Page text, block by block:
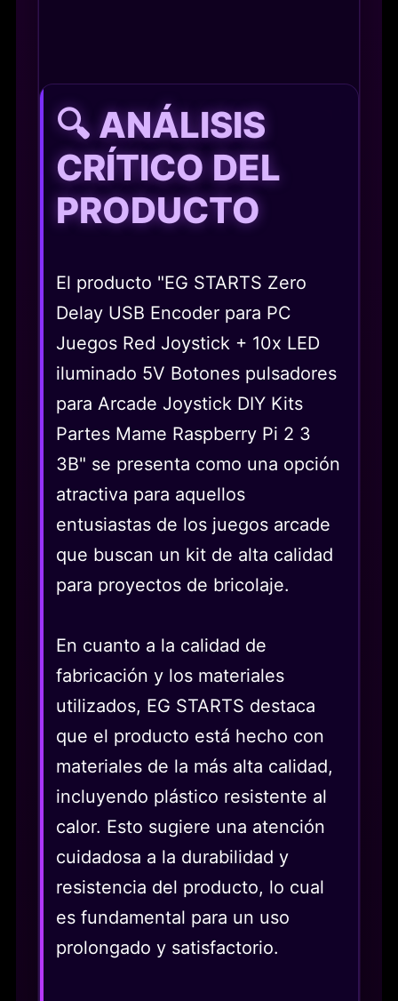
🔍 ANÁLISIS
CRÍTICO DEL
PRODUCTO
El producto "EG STARTS Zero
Delay USB Encoder para PC
Juegos Red Joystick + 10x LED
iluminado 5V Botones pulsadores
para Arcade Joystick DIY Kits
Partes Mame Raspberry Pi 2 3
3B" se presenta como una opción
atractiva para aquellos
entusiastas de los juegos arcade
que buscan un kit de alta calidad
para proyectos de bricolaje.
En cuanto a la calidad de
fabricación y los materiales
utilizados, EG STARTS destaca
que el producto está hecho con
materiales de la más alta calidad,
incluyendo plástico resistente al
calor. Esto sugiere una atención
cuidadosa a la durabilidad y
resistencia del producto, lo cual
es fundamental para un uso
prolongado y satisfactorio.